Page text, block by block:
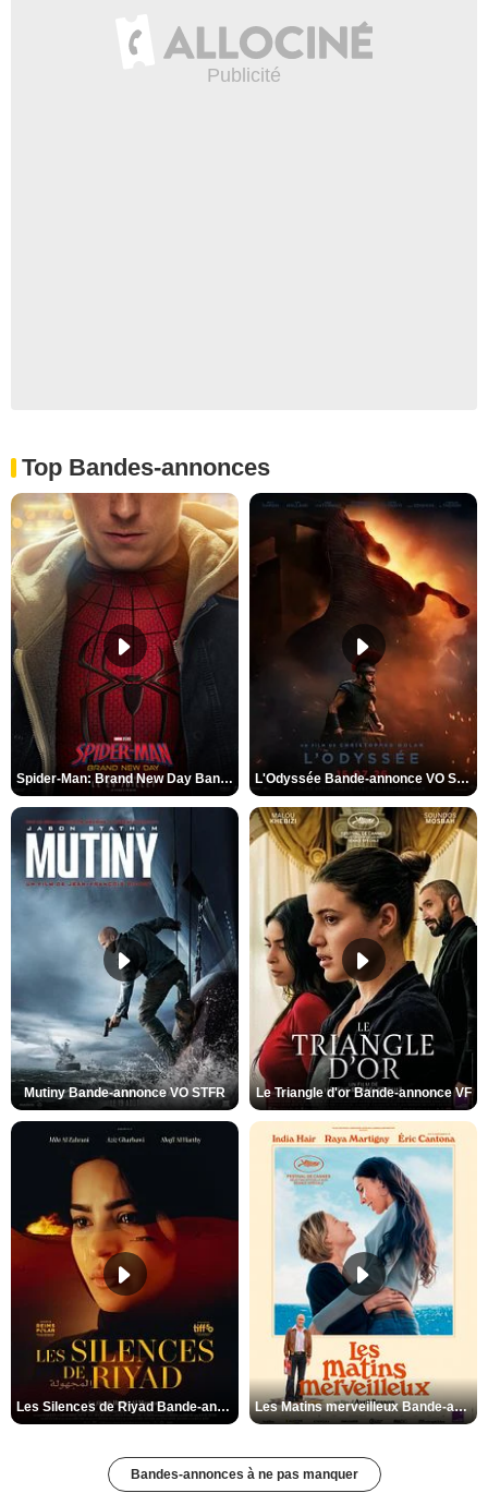
Top Bandes-annonces
Spider-Man: Brand New Day Bande-annonce VO STFR L'Odyssée Bande-annonce VO STFR
Mutiny Bande-annonce VO STFR Le Triangle d'or Bande-annonce VF
Les Silences de Riyad Bande-annonce VO STFR Les Matins merveilleux Bande-annonce VF
Bandes-annonces à ne pas manquer